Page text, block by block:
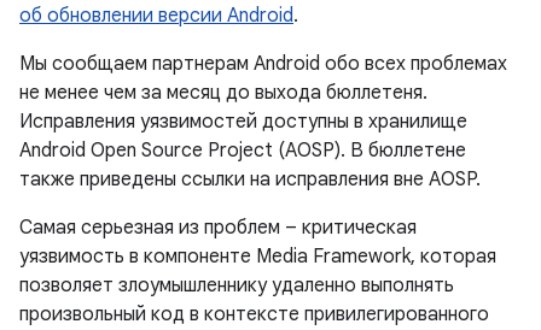
об обновлении версии Android.
Мы сообщаем партнерам Android обо всех проблемах
не менее чем за месяц до выхода бюллетеня.
Исправления уязвимостей доступны в хранилище
Android Open Source Project (AOSP). В бюллетене
также приведены ссылки на исправления вне AOSP.
Самая серьезная из проблем – критическая
уязвимость в компоненте Media Framework, которая
позволяет злоумышленнику удаленно выполнять
произвольный код в контексте привилегированного